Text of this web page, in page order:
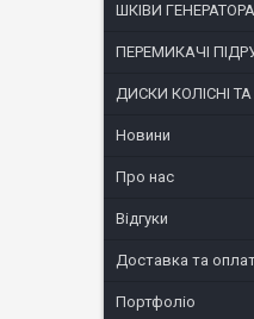
ШКІВИ ГЕНЕРАТОРА
ПЕРЕМИКАЧІ
ДИСКИ КОЛІСНІ
Новини
Про нас
Відгуки
Доставка та
Портфоліо